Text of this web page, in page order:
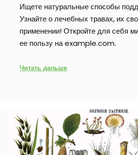
Ищете натуральные способы
Узнайте о лечебных травах, их
применении! Откройте для себя
ее пользу на example.com.
Читать дальше